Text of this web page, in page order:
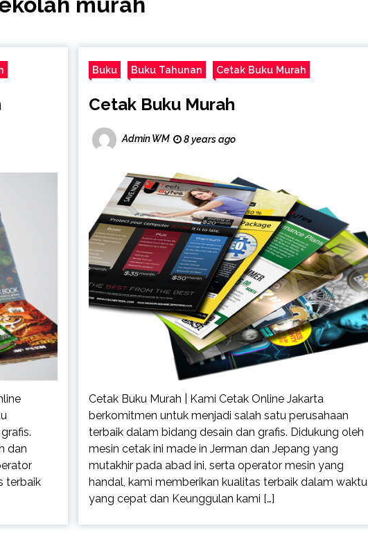
dan
terbaik
Buku Buku Tahunan Cetak Buku Murah
Cetak Buku Murah
Admin WM 8 years ago
Cetak Buku Murah | Kami Cetak Online Jakarta
berkomitmen untuk menjadi salah satu perusahaan
terbaik dalam bidang desain dan grafis. Didukung oleh
mesin cetak ini made in Jerman dan Jepang yang
mutakhir pada abad ini, serta operator mesin yang
handal, kami memberikan kualitas terbaik dalam waktu
yang cepat dan Keunggulan kami […]